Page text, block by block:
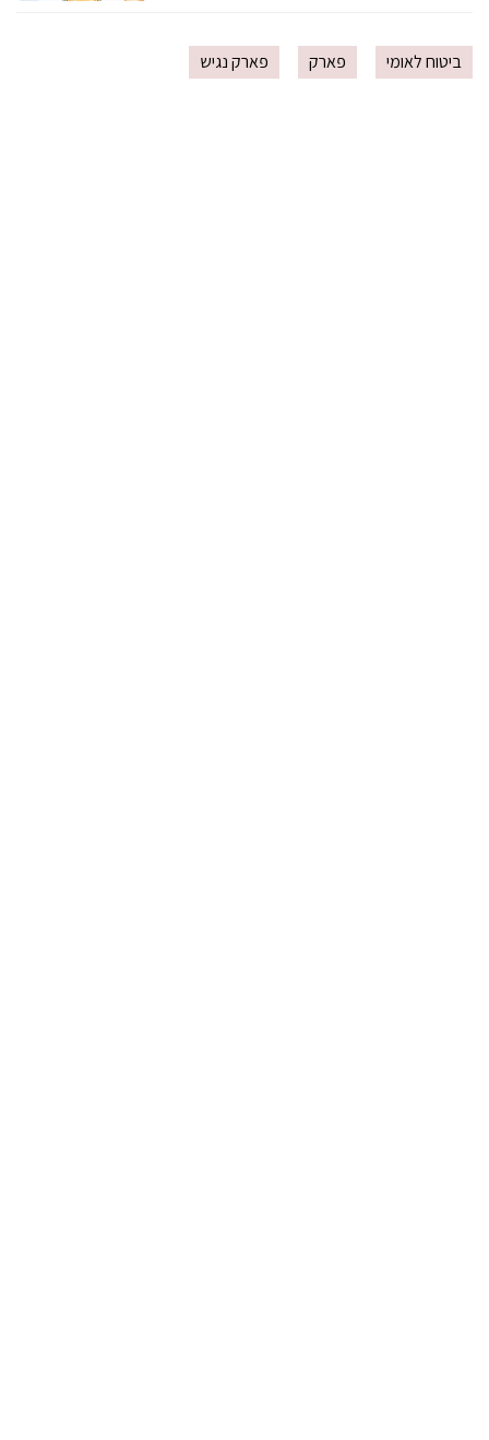
ביטוח לאומי פארק פארק נגיש